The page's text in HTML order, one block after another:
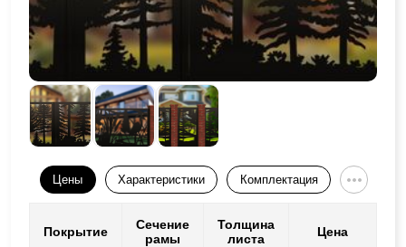
Цены Характеристики Комплектация
Покрытие
Сечение
рамы
Толщина
листа
Цена